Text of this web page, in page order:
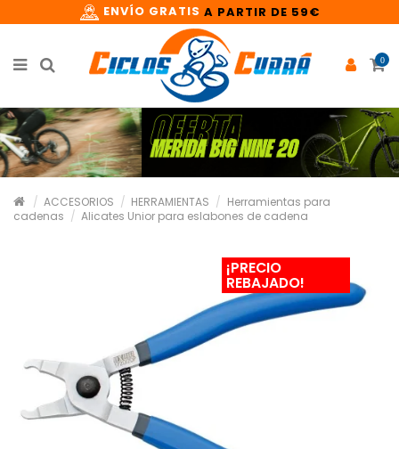
ENVÍO GRATIS A PARTIR DE 59€
0
ACCESORIOS HERRAMIENTAS
Herramientas para
cadenas
Alicates Unior para eslabones de cadena
¡PRECIO
REBAJADO!